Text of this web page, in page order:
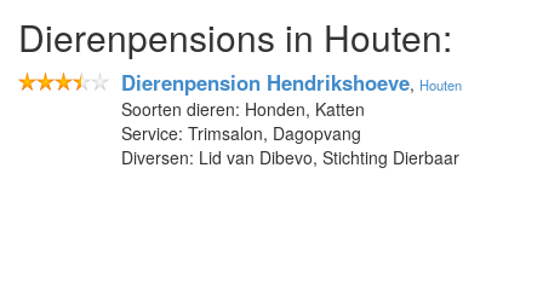
Dierenpensions in Houten:
Dierenpension Hendrikshoeve, Houten
Soorten dieren: Honden, Katten
Service: Trimsalon, Dagopvang
Diversen: Lid van Dibevo, Stichting Dierbaar